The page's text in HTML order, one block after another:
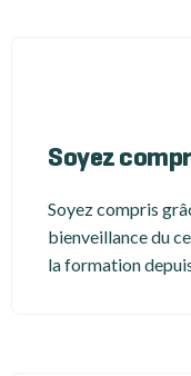
Soyez
Soyez compris
bienveillance du
la formation